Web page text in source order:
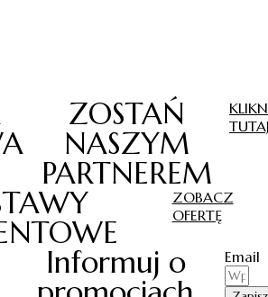
ZOSTAŃ
NASZYM
PARTNEREM
ZOBACZ
OFERTĘ
Informuj o
Email